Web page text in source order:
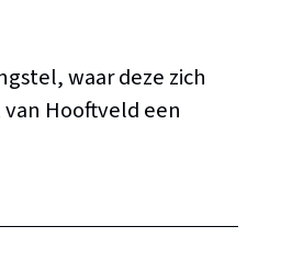
waar deze zich
Hooftveld een